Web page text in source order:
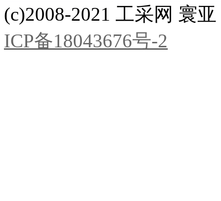
(c)2008-2021 工采网 寰
ICP备18043676号-2